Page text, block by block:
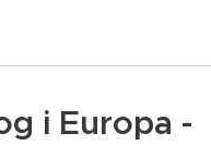
i Europa -